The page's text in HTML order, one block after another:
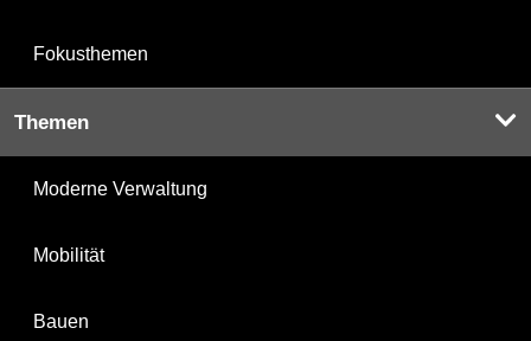
Fokusthemen
Themen
Moderne Verwaltung
Mobilität
Bauen